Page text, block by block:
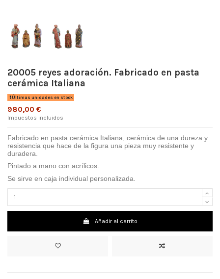
20005 reyes adoración. Fabricado en pasta
cerámica Italiana
Últimas unidades en stock
980,00 €
Impuestos incluidos
Fabricado en pasta cerámica Italiana, cerámica de una dureza y
resistencia que hace de la figura una pieza muy resistente y
duradera.
Pintado a mano con acrílicos.
Se sirve en caja individual personalizada.
Añadir al carrito